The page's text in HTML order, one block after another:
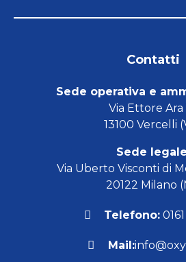
Contatti
Sede operativa e
Via Ettore Ara
13100 Vercelli
Sede
Via Uberto Visconti di
20122 Milano
Telefono:
Mail: